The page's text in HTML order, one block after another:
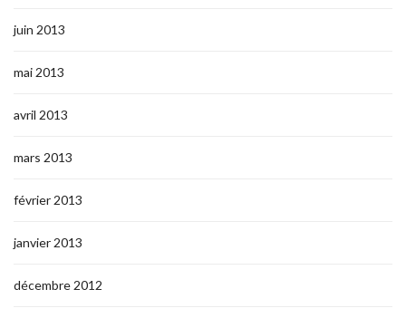
juin 2013
mai 2013
avril 2013
mars 2013
février 2013
janvier 2013
décembre 2012